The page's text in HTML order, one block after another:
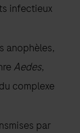
infectieux
anophèles,
Aedes,
complexe
par